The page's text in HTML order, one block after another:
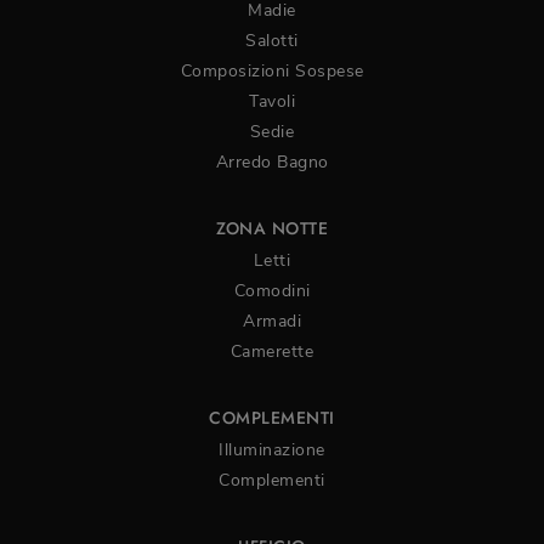
Madie
Salotti
Composizioni Sospese
Tavoli
Sedie
Arredo Bagno
ZONA NOTTE
Letti
Comodini
Armadi
Camerette
COMPLEMENTI
Illuminazione
Complementi